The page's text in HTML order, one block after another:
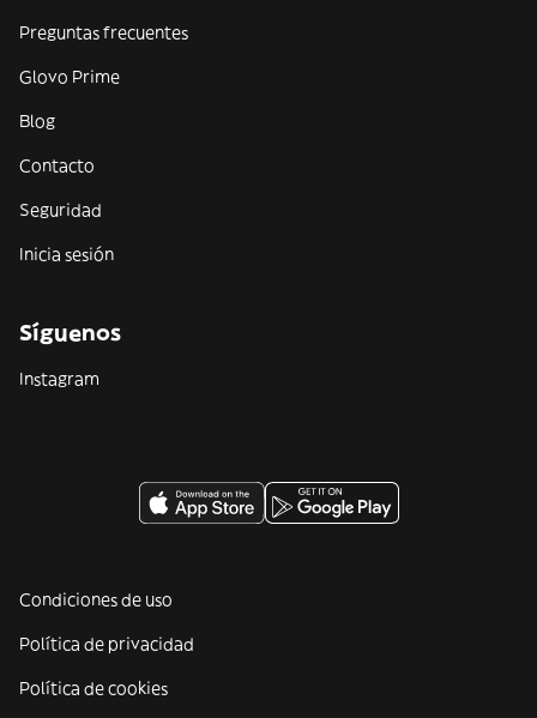
Preguntas frecuentes
Glovo Prime
Blog
Contacto
Seguridad
Inicia sesión
Síguenos
Instagram
Condiciones de uso
Política de privacidad
Política de cookies